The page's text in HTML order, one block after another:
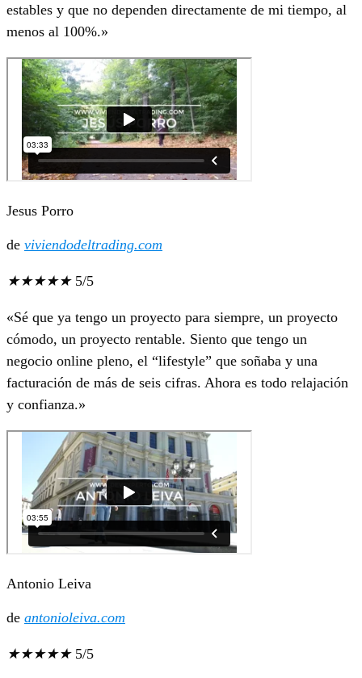
estables y que no dependen directamente de mi tiempo, al
menos al 100%.»
Jesus Porro
de viviendodeltrading.com
★★★★★ 5/5
«Sé que ya tengo un proyecto para siempre, un proyecto
cómodo, un proyecto rentable. Siento que tengo un
negocio online pleno, el “lifestyle” que soñaba y una
facturación de más de seis cifras. Ahora es todo relajación
y confianza.»
Antonio Leiva
de antonioleiva.com
★★★★★ 5/5